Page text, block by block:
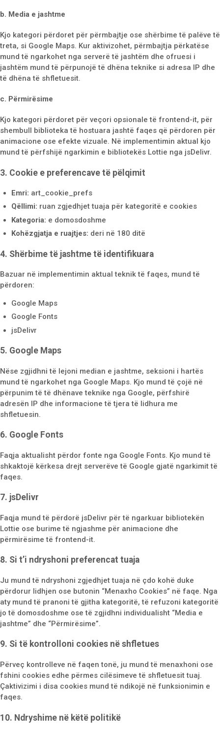
b. Media e jashtme
Kjo kategori përdoret për përmbajtje ose shërbime të palëve të
treta, si Google Maps. Kur aktivizohet, përmbajtja përkatëse
mund të ngarkohet nga serverë të jashtëm dhe ofruesi i
jashtëm mund të përpunojë të dhëna teknike si adresa IP dhe
të dhëna të shfletuesit.
c. Përmirësime
Kjo kategori përdoret për veçori opsionale të frontend-it, për
shembull biblioteka të hostuara jashtë faqes që përdoren për
animacione ose efekte vizuale. Në implementimin aktual kjo
mund të përfshijë ngarkimin e bibliotekës Lottie nga jsDelivr.
3. Cookie e preferencave të pëlqimit
Emri: art_cookie_prefs
Qëllimi: ruan zgjedhjet tuaja për kategoritë e cookies
Kategoria: e domosdoshme
Kohëzgjatja e ruajtjes: deri në 180 ditë
4. Shërbime të jashtme të identifikuara
Bazuar në implementimin aktual teknik të faqes, mund të
përdoren:
Google Maps
Google Fonts
jsDelivr
5. Google Maps
Nëse zgjidhni të lejoni median e jashtme, seksioni i hartës
mund të ngarkohet nga Google Maps. Kjo mund të çojë në
përpunim të të dhënave teknike nga Google, përfshirë
adresën IP dhe informacione të tjera të lidhura me
shfletuesin.
6. Google Fonts
Faqja aktualisht përdor fonte nga Google Fonts. Kjo mund të
shkaktojë kërkesa drejt serverëve të Google gjatë ngarkimit të
faqes.
7. jsDelivr
Faqja mund të përdorë jsDelivr për të ngarkuar bibliotekën
Lottie ose burime të ngjashme për animacione dhe
përmirësime të frontend-it.
8. Si t’i ndryshoni preferencat tuaja
Ju mund të ndryshoni zgjedhjet tuaja në çdo kohë duke
përdorur lidhjen ose butonin “Menaxho Cookies” në faqe. Nga
aty mund të pranoni të gjitha kategoritë, të refuzoni kategoritë
jo të domosdoshme ose të zgjidhni individualisht “Media e
jashtme” dhe “Përmirësime”.
9. Si të kontrolloni cookies në shfletues
Përveç kontrolleve në faqen tonë, ju mund të menaxhoni ose
fshini cookies edhe përmes cilësimeve të shfletuesit tuaj.
Çaktivizimi i disa cookies mund të ndikojë në funksionimin e
faqes.
10. Ndryshime në këtë politikë